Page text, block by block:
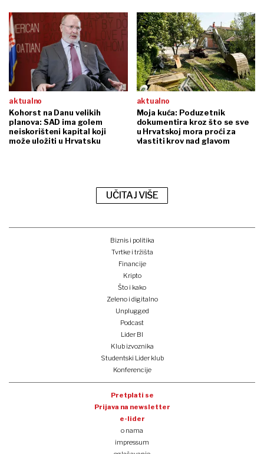
aktualno
Kohorst na Danu velikih
planova: SAD ima golem
neiskorišteni kapital koji
može uložiti u Hrvatsku
aktualno
Moja kuća: Poduzetnik
dokumentira kroz što se sve
u Hrvatskoj mora proći za
vlastiti krov nad glavom
UČITAJ VIŠE
Biznis i politika
Tvrtke i tržišta
Financije
Kripto
Što i kako
Zeleno i digitalno
Unplugged
Podcast
Lider BI
Klub izvoznika
Studentski Lider klub
Konferencije
Pretplati se
Prijava na newsletter
e-lider
o nama
impressum